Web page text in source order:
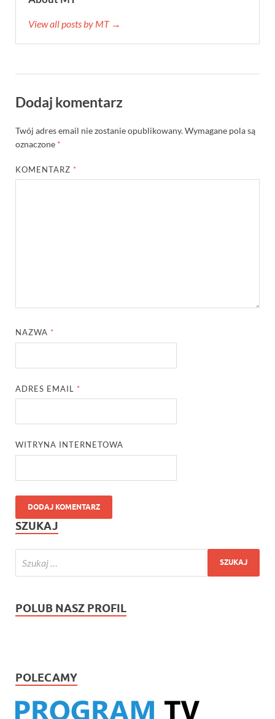
View all posts by MT →
Dodaj komentarz
Twój adres email nie zostanie opublikowany.Wymagane pola są
oznaczone *
KOMENTARZ *
NAZWA *
ADRES EMAIL *
WITRYNA INTERNETOWA
SZUKAJ
POLUB NASZ PROFIL
POLECAMY